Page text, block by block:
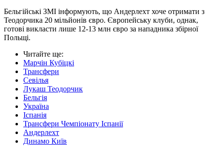
Бельгійські ЗМІ інформують, що Андерлехт хоче отримати з
Теодорчика 20 мільйонів євро. Європейську клуби, однак,
готові викласти лише 12-13 млн євро за нападника збірної
Польщі.
Читайте ще:
Марчін Кубіцкі
Трансфери
Севілья
Лукаш Теодорчик
Бельгія
Україна
Іспанія
Трансфери Чемпіонату Іспанії
Андерлехт
Динамо Київ